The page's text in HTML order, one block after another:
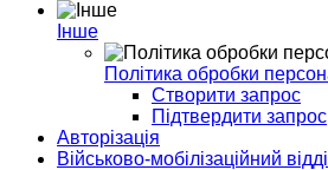
Інше
Політика обробки
Створити запрос
Підтвердити запрос
Авторізація
Військово-мобілізаційний